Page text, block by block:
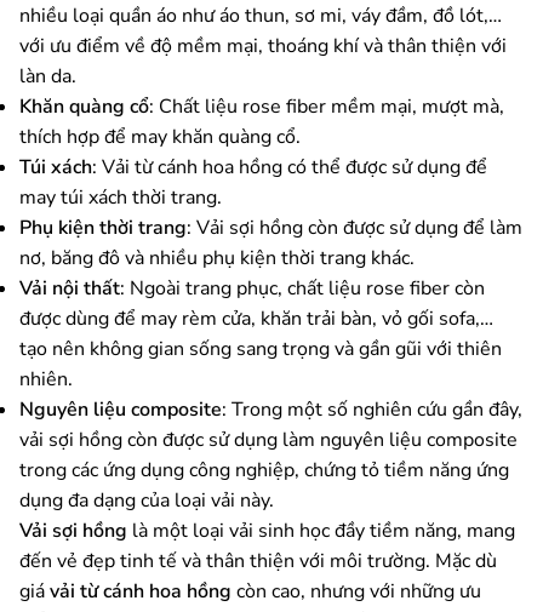
nhiều loại quần áo như áo thun, sơ mi, váy đầm, đồ lót,…
với ưu điểm về độ mềm mại, thoáng khí và thân thiện với
làn da.
Khăn quàng cổ: Chất liệu rose fiber mềm mại, mượt mà,
thích hợp để may khăn quàng cổ.
Túi xách: Vải từ cánh hoa hồng có thể được sử dụng để
may túi xách thời trang.
Phụ kiện thời trang: Vải sợi hồng còn được sử dụng để làm
nơ, băng đô và nhiều phụ kiện thời trang khác.
Vải nội thất: Ngoài trang phục, chất liệu rose fiber còn
được dùng để may rèm cửa, khăn trải bàn, vỏ gối sofa,…
tạo nên không gian sống sang trọng và gần gũi với thiên
nhiên.
Nguyên liệu composite: Trong một số nghiên cứu gần đây,
vải sợi hồng còn được sử dụng làm nguyên liệu composite
trong các ứng dụng công nghiệp, chứng tỏ tiềm năng ứng
dụng đa dạng của loại vải này.
Vải sợi hồng là một loại vải sinh học đầy tiềm năng, mang
đến vẻ đẹp tinh tế và thân thiện với môi trường. Mặc dù
giávải từ cánh hoa hồng còn cao, nhưng với những ưu